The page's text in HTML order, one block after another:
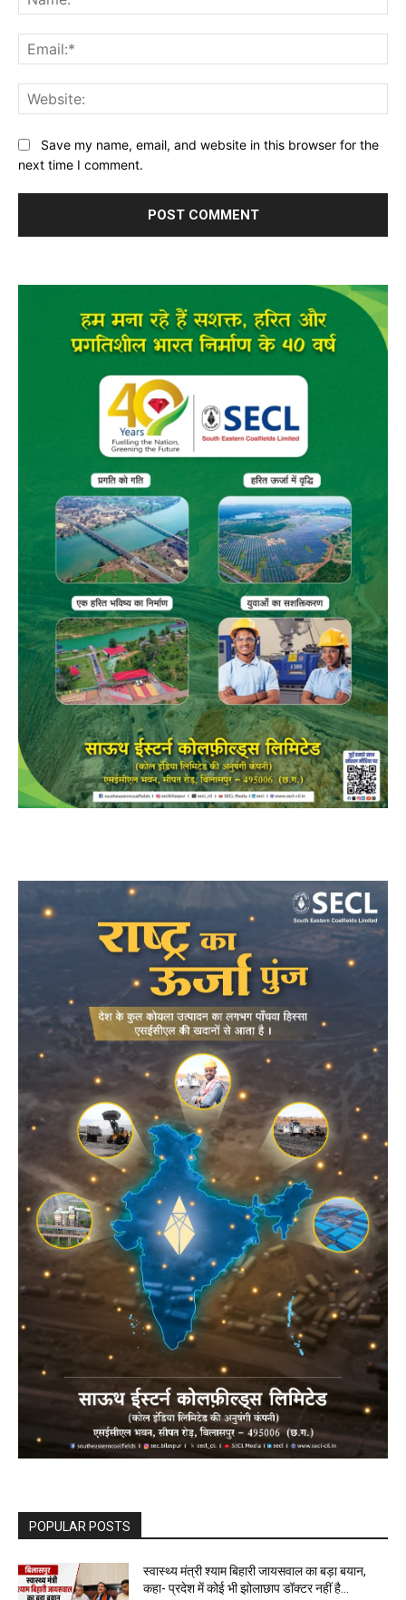
Save my name, email, and website in this browser for the
next time I comment.
POPULAR POSTS
स्वास्थ्य मंत्री श्याम बिहारी जायसवाल का बड़ा बयान,
कहा- प्रदेश में कोई भी झोलाछाप डॉक्टर नहीं है…